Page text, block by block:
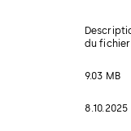
du fichier
9.03 MB
8.10.2025